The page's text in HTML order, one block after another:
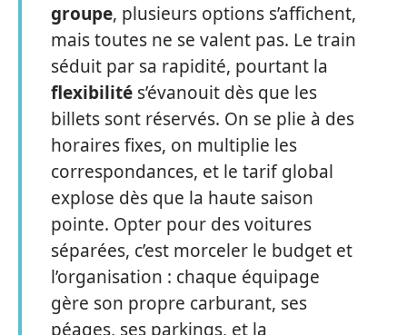
groupe, plusieurs options s’affichent,
mais toutes ne se valent pas. Le train
séduit par sa rapidité, pourtant la
flexibilité s’évanouit dès que les
billets sont réservés. On se plie à des
horaires fixes, on multiplie les
correspondances, et le tarif global
explose dès que la haute saison
pointe. Opter pour des voitures
séparées, c’est morceler le budget et
l’organisation : chaque équipage
gère son propre carburant, ses
péages, ses parkings, et la